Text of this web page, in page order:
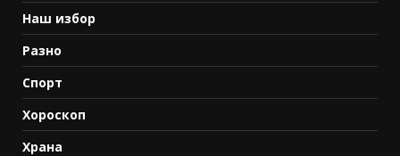
Наш избор
Разно
Спорт
Хороскоп
Храна